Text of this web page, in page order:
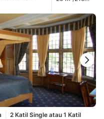
2 Katil Single atau 1 Katil